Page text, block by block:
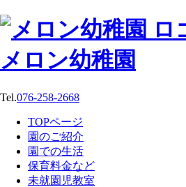
メロン幼稚園
Tel.076-258-2668
TOPページ
園のご紹介
園での生活
保育料金など
未就園児教室